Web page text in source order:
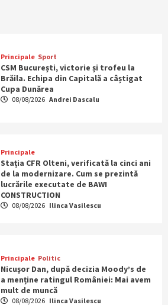
Principale Sport
CSM București, victorie și trofeu la
Brăila. Echipa din Capitală a câștigat
Cupa Dunărea
08/08/2026 Andrei Dascalu
Principale
Stația CFR Olteni, verificată la cinci ani
de la modernizare. Cum se prezintă
lucrările executate de BAWI
CONSTRUCTION
08/08/2026 Ilinca Vasilescu
Principale Politic
Nicuşor Dan, după decizia Moody’s de
a menține ratingul României: Mai avem
mult de muncă
08/08/2026 Ilinca Vasilescu